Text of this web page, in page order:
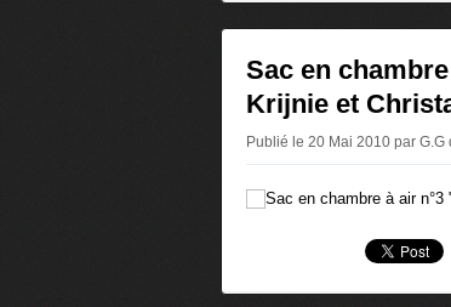
Sac en
Krijnie et
Publié le 20 Mai 2010 par G.G